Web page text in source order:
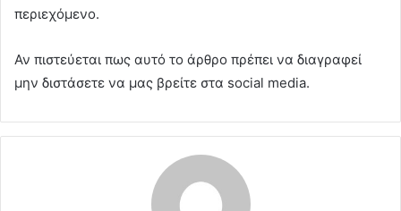
περιεχόμενο.
Αν πιστεύεται πως αυτό το άρθρο πρέπει να διαγραφεί
μην διστάσετε να μας βρείτε στα social media.